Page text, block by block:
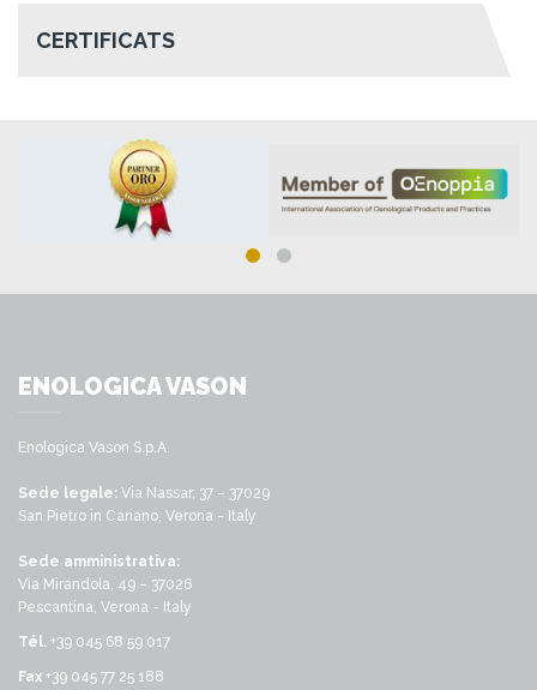
CERTIFICATS
ENOLOGICA VASON
Enologica Vason S.p.A.
Sede legale: Via Nassar, 37 – 37029
San Pietro in Cariano, Verona - Italy
Sede amministrativa:
Via Mirandola, 49 – 37026
Pescantina, Verona - Italy
Tél. +39 045 68 59 017
Fax +39 045 77 25 188